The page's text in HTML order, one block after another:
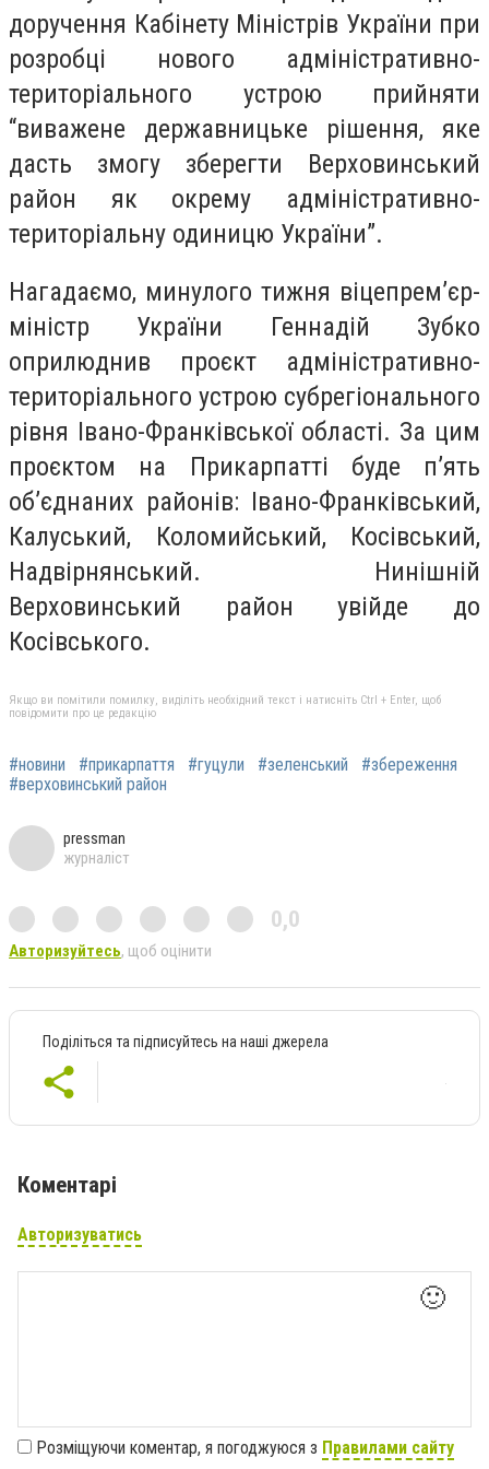
доручення Кабінету Міністрів України при
розробці нового адміністративно-
територіального устрою прийняти
“виважене державницьке рішення, яке
дасть змогу зберегти Верховинський
район як окрему адміністративно-
територіальну одиницю України”.
Нагадаємо, минулого тижня віцепрем’єр-
міністр України Геннадій Зубко
оприлюднив проєкт адміністративно-
територіального устрою субрегіонального
рівня Івано-Франківської області. За цим
проєктом на Прикарпатті буде п’ять
об’єднаних районів: Івано-Франківський,
Калуський, Коломийський, Косівський,
Надвірнянський. Нинішній
Верховинський район увійде до
Косівського.
Якщо ви помітили помилку, виділіть необхідний текст і натисніть Ctrl + Enter, щоб
повідомити про це редакцію
#новини #прикарпаття #гуцули #зеленський
#збереження
#верховинський район
pressman
журналіст
0,0
Авторизуйтесь, щоб оцінити
Поділіться та підписуйтесь на наші джерела
Коментарі
Авторизуватись
🙂
Розміщуючи коментар, я погоджуюся з Правилами сайту